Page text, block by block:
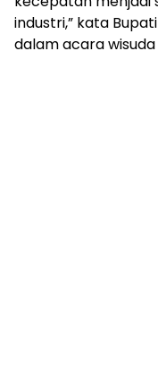
industri,” kata
dalam acara wisuda